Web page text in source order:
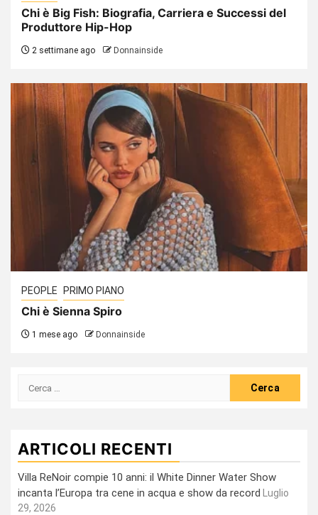
Chi è Big Fish: Biografia, Carriera e Successi del
Produttore Hip-Hop
2 settimane ago Donnainside
PEOPLE PRIMO PIANO
Chi è Sienna Spiro
1 mese ago Donnainside
Ricerca
ARTICOLI RECENTI
Villa ReNoir compie 10 anni: il White Dinner Water Show
incanta l’Europa tra cene in acqua e show da record
Luglio
29, 2026